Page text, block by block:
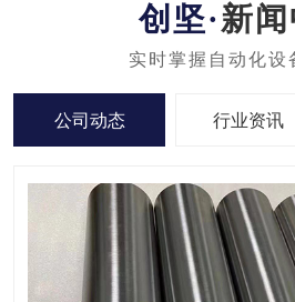
新
公司动态 行业资讯